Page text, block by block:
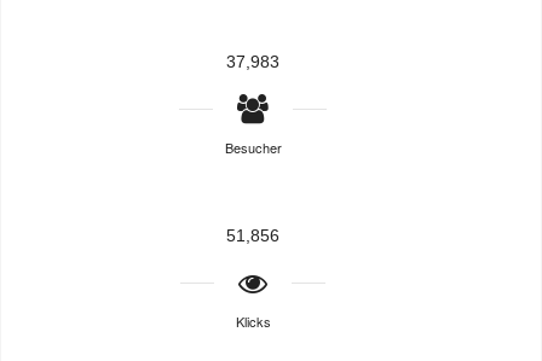
37,983
Besucher
51,856
Klicks